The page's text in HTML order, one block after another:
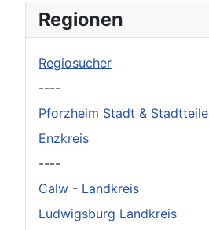
Original herunterladen
Regionen
Regiosucher
----
Pforzheim Stadt & Stadtteile
Enzkreis
----
Calw - Landkreis
Ludwigsburg Landkreis